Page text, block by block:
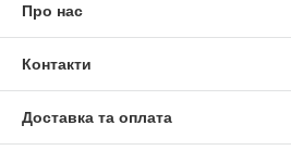
Про нас
Контакти
Доставка та оплата